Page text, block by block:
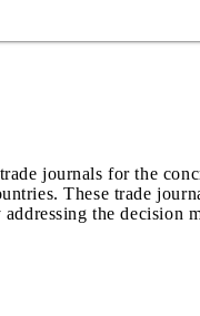
journals for the
These trade
the decision